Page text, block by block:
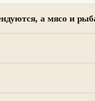
а мясо и